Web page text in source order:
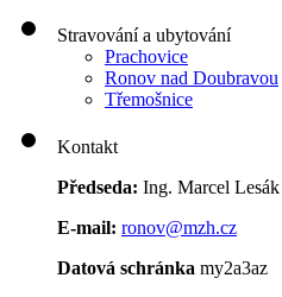
Stravování a ubytování
Prachovice
Ronov nad Doubravou
Třemošnice
Kontakt
Předseda: Ing. Marcel Lesák
E-mail: ronov@mzh.cz
Datová schránka my2a3az